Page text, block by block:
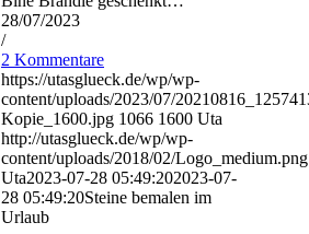
28/07/2023
/
2 Kommentare
https://utasglueck.de/wp/wp-
content/uploads/2023/07/
Kopie_1600.jpg 1066 1600 Uta
http://utasglueck.de/wp/wp-
content/uploads/2018/02/Logo_medium.png
Uta2023-07-28 05:49:202023-07-
28 05:49:20Steine bemalen im
Urlaub